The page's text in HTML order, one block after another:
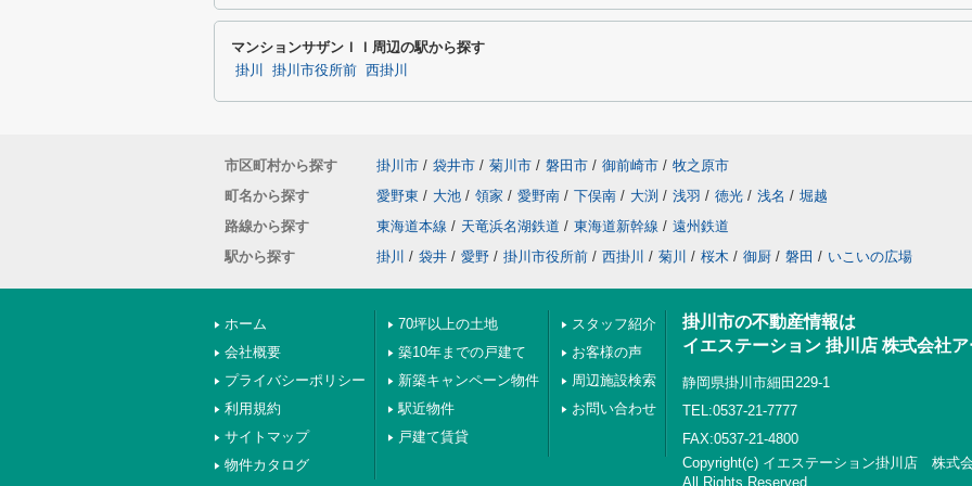
マンションサザンＩＩ周辺の駅から探す
掛川 掛川市役所前 西掛川
市区町村から探す 掛川市 / 袋井市 / 菊川市 / 磐田市 / 御前崎市 / 牧之原市
町名から探す
愛野東 / 大池 / 領家 / 愛野南 / 下俣南 / 大渕 / 浅羽 / 徳光 / 浅名 / 堀越
路線から探す
東海道本線 / 天竜浜名湖鉄道 / 東海道新幹線 / 遠州鉄道
駅から探す
掛川 / 袋井 / 愛野 / 掛川市役所前 / 西掛川 / 菊川 / 桜木 / 御厨 / 磐田 / いこいの広場
ホーム
会社概要
プライバシーポリシー
利用規約
サイトマップ
物件カタログ
70坪以上の土地
築10年までの戸建て
新築キャンペーン物件
駅近物件
戸建て賃貸
スタッフ紹介
お客様の声
周辺施設検索
お問い合わせ
掛川市の不動産情報は
イエステーション 掛川店 株式会社
静岡県掛川市細田229-1
TEL:0537-21-7777
FAX:0537-21-4800
Copyright(c) イエステーション掛川店 株式
All Rights Reserved.